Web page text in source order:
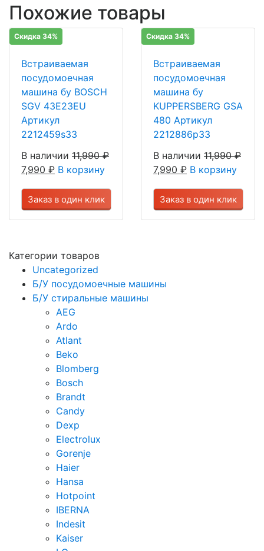
Похожие товары
Скидка 34%
Встраиваемая
посудомоечная
машина бу BOSCH
SGV 43E23EU
Артикул
2212459s33
В наличии 11,990₽
7,990 ₽ В корзину
Заказ в один клик
Скидка 34%
Встраиваемая
посудомоечная
машина бу
KUPPERSBERG GSA
480 Артикул
2212886p33
В наличии 11,990₽
7,990 ₽ В корзину
Заказ в один клик
Категории товаров
Uncategorized
Б/У посудомоечные машины
Б/У стиральные машины
AEG
Ardo
Atlant
Beko
Blomberg
Bosch
Brandt
Candy
Dexp
Electrolux
Gorenje
Haier
Hansa
Hotpoint
IBERNA
Indesit
Kaiser